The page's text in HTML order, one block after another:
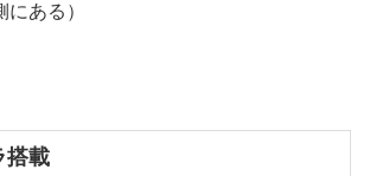
ある）
搭載